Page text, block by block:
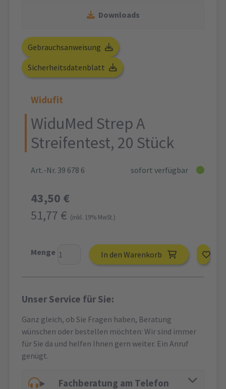
Downloads
Gebrauchsanweisung
Sicherheitsdatenblatt
Widufit
WiduMed Strep A
Streifentest, 20 Stück
Art.-Nr. 39 678 6 sofort verfügbar
43,50 €
51,77 € (inkl. 19% MwSt.)
Menge In den Warenkorb
Unser Service für Sie:
Ganz gleich, ob Sie Fragen haben, Beratung
wünschen oder bestellen möchten: Wir sind immer
für Sie da und helfen Ihnen gern weiter. Ein Anruf
genügt.
Fachberatung am Telefon